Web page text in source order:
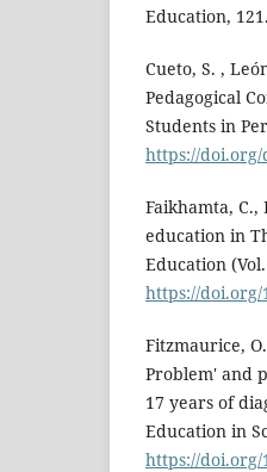
Education, 121.
Cueto, S. ,
Pedagogical
Students in
https://doi.org/
Faikhamta, C.,
education in
Education
https://doi.org/
Fitzmaurice,
Problem' and
17 years of
Education in
https://doi.org/